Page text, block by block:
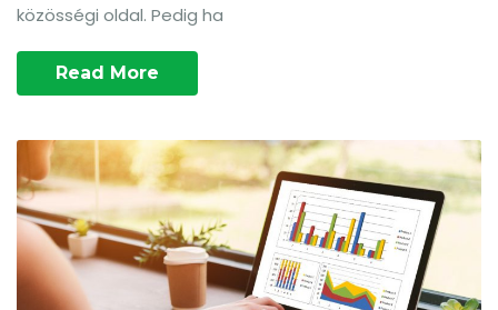
közösségi oldal. Pedig ha
Read More